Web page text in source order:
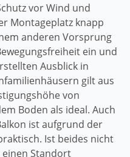
vor Wind und
Montageplatz knapp
anderen Vorsprung
ein und
Ausblick in
gilt aus
von
Boden als ideal. Auch
ist aufgrund der
Ist beides nicht
einen Standort